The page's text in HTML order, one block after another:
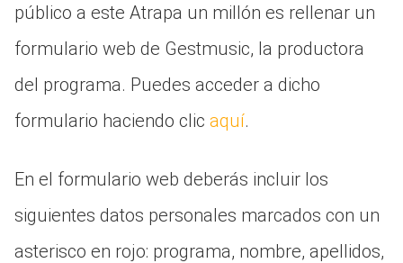
público a este Atrapa un millón es rellenar un
formulario web de Gestmusic, la productora
del programa. Puedes acceder a dicho
formulario haciendo clic aquí.
En el formulario web deberás incluir los
siguientes datos personales marcados con un
asterisco en rojo: programa, nombre, apellidos,